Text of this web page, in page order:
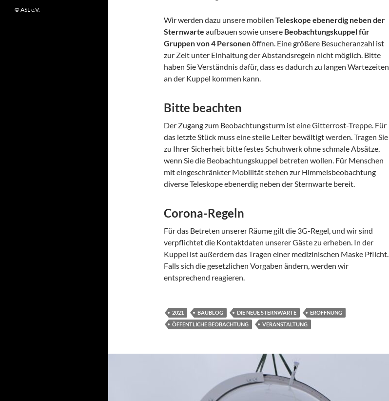
Wir werden dazu unsere mobilen Teleskope ebenerdig neben der
Sternwarte aufbauen sowie unsere Beobachtungskuppel für
Gruppen von 4 Personenöffnen. Eine größere Besucheranzahl ist
zur Zeit unter Einhaltung der Abstandsregeln nicht möglich. Bitte
haben Sie Verständnis dafür, dass es dadurch zu langen Wartezeiten
an der Kuppel kommen kann.
Bitte beachten
Der Zugang zum Beobachtungsturm ist eine Gitterrost-Treppe. Für
das letzte Stück muss eine steile Leiter bewältigt werden. Tragen Sie
zu Ihrer Sicherheit bitte festes Schuhwerk ohne schmale Absätze,
wenn Sie die Beobachtungskuppel betreten wollen. Für Menschen
mit eingeschränkter Mobilität stehen zur Himmelsbeobachtung
diverse Teleskope ebenerdig neben der Sternwarte bereit.
Corona-Regeln
Für das Betreten unserer Räume gilt die 3G-Regel, und wir sind
verpflichtet die Kontaktdaten unserer Gäste zu erheben. In der
Kuppel ist außerdem das Tragen einer medizinischen Maske Pflicht.
Falls sich die gesetzlichen Vorgaben ändern, werden wir
entsprechend reagieren.
2021 BAUBLOG DIE NEUE STERNWARTE
ERÖFFNUNG
ÖFFENTLICHE BEOBACHTUNG
VERANSTALTUNG
© ASL e.V.